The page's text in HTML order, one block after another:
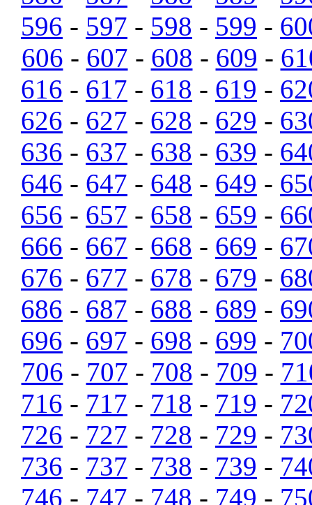
596 - 597 - 598 - 599 -
606 - 607 - 608 - 609 -
616 - 617 - 618 - 619 -
626 - 627 - 628 - 629 -
636 - 637 - 638 - 639 -
646 - 647 - 648 - 649 -
656 - 657 - 658 - 659 -
666 - 667 - 668 - 669 -
676 - 677 - 678 - 679 -
686 - 687 - 688 - 689 -
696 - 697 - 698 - 699 -
706 - 707 - 708 - 709 -
716 - 717 - 718 - 719 -
726 - 727 - 728 - 729 -
736 - 737 - 738 - 739 -
746 - 747 - 748 - 749 -